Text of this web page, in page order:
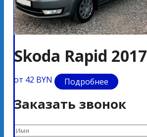
Skoda Rapid 2017
от 42 BYN Подробнее
Заказать звонок